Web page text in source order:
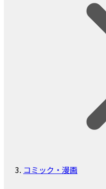
コミック・漫画